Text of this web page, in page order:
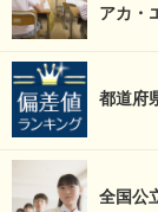
アカ・
都道府
全国公